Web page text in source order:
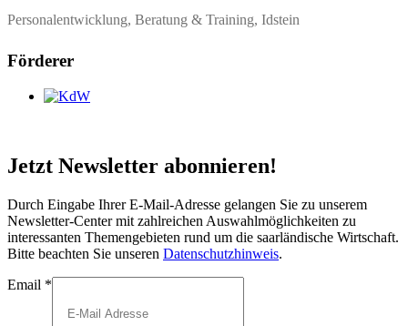
Personalentwicklung, Beratung & Training, Idstein
Förderer
Jetzt Newsletter abonnieren!
Durch Eingabe Ihrer E-Mail-Adresse gelangen Sie zu unserem
Newsletter-Center mit zahlreichen Auswahlmöglichkeiten zu
interessanten Themengebieten rund um die saarländische Wirtschaft.
Bitte beachten Sie unseren Datenschutzhinweis.
Email *